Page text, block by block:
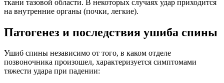
ткани тазовой области. В некоторых случаях удар приходится
на внутренние органы (почки, легкие).
Патогенез и последствия ушиба спины
Ушиб спины независимо от того, в каком отделе
позвоночника произошел, характеризуется симптомами
тяжести удара при падении: